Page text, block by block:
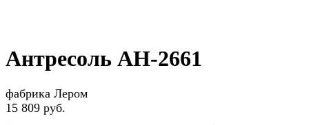
Антресоль АН-2661
фабрика Лером
15 809 руб.